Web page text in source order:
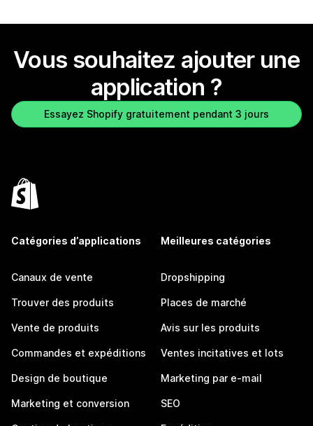
Vous souhaitez ajouter une
application ?
Essayez Shopify gratuitement pendant 3 jours
Catégories d’applications
Canaux de vente
Trouver des produits
Vente de produits
Commandes et expéditions
Design de boutique
Marketing et conversion
Meilleures catégories
Dropshipping
Places de marché
Avis sur les produits
Ventes incitatives et lots
Marketing par e-mail
SEO